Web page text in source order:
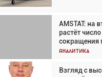
AMSTAT: на
растёт
сокращения
Аналитика
Взгляд с
Проблемы с
поставок
Аналитика
Частный